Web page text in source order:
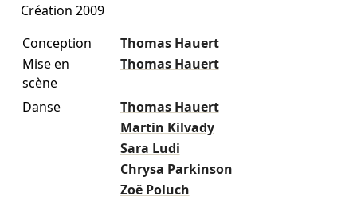
Création 2009
Conception
Thomas Hauert
Mise en
scène
Thomas Hauert
Danse
Thomas Hauert
Martin Kilvady
Sara Ludi
Chrysa Parkinson
Zoë Poluch